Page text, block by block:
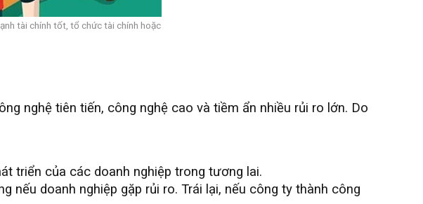
tài chính tốt, tổ chức tài chính hoặc
nghệ tiên tiến, công nghệ cao và tiềm ẩn nhiều rủi ro lớn. Do
triển của các doanh nghiệp trong tương lai.
nếu doanh nghiệp gặp rủi ro. Trái lại, nếu công ty thành công